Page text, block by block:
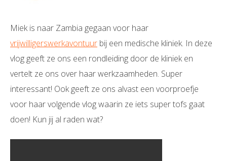
Miek is naar Zambia gegaan voor haar
vrijwilligerswerkavontuur bij een medische kliniek. In deze
vlog geeft ze ons een rondleiding door de kliniek en
vertelt ze ons over haar werkzaamheden. Super
interessant! Ook geeft ze ons alvast een voorproefje
voor haar volgende vlog waarin ze iets super tofs gaat
doen! Kun jij al raden wat?